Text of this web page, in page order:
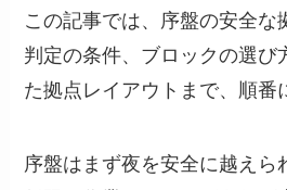
この記事では、序盤の安全な
判定の条件、ブロックの選び
た拠点レイアウトまで、順番
序盤はまず夜を安全に越えら